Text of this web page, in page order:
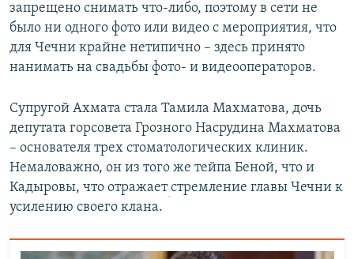
запрещено снимать что-либо, поэтому в сети не
было ни одного фото или видео с мероприятия, что
для Чечни крайне нетипично – здесь принято
нанимать на свадьбы фото- и видеооператоров.
Супругой Ахмата стала Тамила Махматова, дочь
депутата горсовета Грозного Насрудина Махматова
– основателя трех стоматологических клиник.
Немаловажно, он из того же тейпа Беной, что и
Кадыровы, что отражает стремление главы Чечни к
усилению своего клана.